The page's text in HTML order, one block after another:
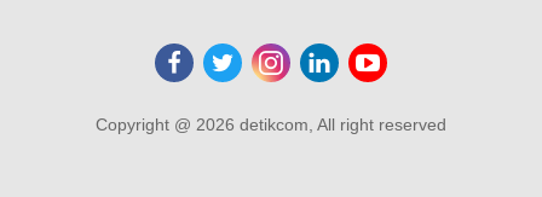
Copyright @ 2026 detikcom, All right reserved